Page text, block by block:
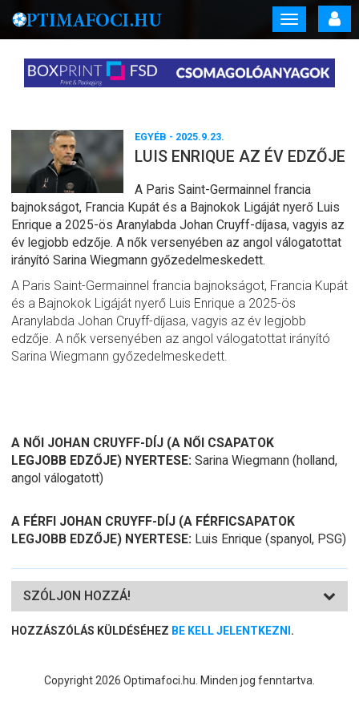
Toggle
navigation
EGYÉB - 2025.9.23.
LUIS ENRIQUE AZ ÉV EDZŐJE
A Paris Saint-Germainnel francia
bajnokságot, Francia Kupát és a Bajnokok Ligáját nyerő Luis
Enrique a 2025-ös Aranylabda Johan Cruyff-díjasa, vagyis az
év legjobb edzője. A nők versenyében az angol válogatottat
irányító Sarina Wiegmann győzedelmeskedett.
A Paris Saint-Germainnel francia bajnokságot, Francia Kupát
és a Bajnokok Ligáját nyerő Luis Enrique a 2025-ös
Aranylabda Johan Cruyff-díjasa, vagyis az év legjobb
edzője. A nők versenyében az angol válogatottat irányító
Sarina Wiegmann győzedelmeskedett.
A NŐI JOHAN CRUYFF-DÍJ (A NŐI CSAPATOK
LEGJOBB EDZŐJE) NYERTESE: Sarina Wiegmann (holland,
angol válogatott)
A FÉRFI JOHAN CRUYFF-DÍJ (A FÉRFICSAPATOK
LEGJOBB EDZŐJE) NYERTESE: Luis Enrique (spanyol, PSG)
SZÓLJON HOZZÁ!
HOZZÁSZÓLÁS KÜLDÉSÉHEZ BE KELL JELENTKEZNI .
Copyright 2026 Optimafoci.hu. Minden jog fenntartva.